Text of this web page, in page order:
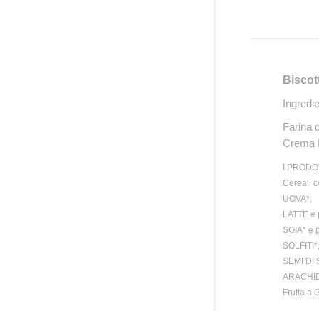
Farina
Crema
I
Cereali
UOVA*;
LATTE
SOIA* e
SOLFITI*;
SEMI DI
Frutta a